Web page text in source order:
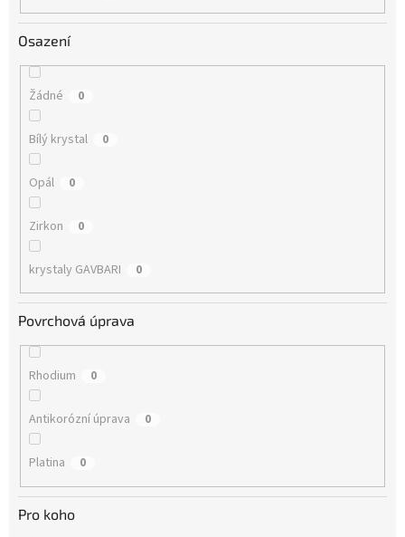
Osazení
Žádné 0
Bílý krystal 0
Opál 0
Zirkon 0
krystaly GAVBARI 0
Povrchová úprava
Rhodium 0
Antikorózní úprava 0
Platina 0
Pro koho